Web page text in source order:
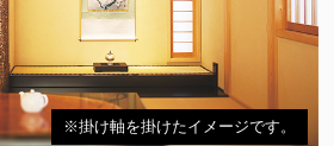
※掛け軸を掛けたイメージです。